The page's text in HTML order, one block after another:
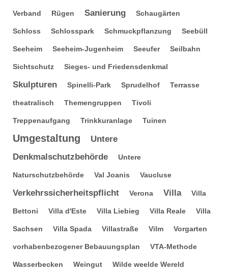
Verband Rügen Sanierung Schaugärten
Schloss Schlosspark Schmuckpflanzung Seebüll
Seeheim Seeheim-Jugenheim Seeufer Seilbahn
Sichtschutz Sieges- und Friedensdenkmal
Skulpturen Spinelli-Park Sprudelhof Terrasse
theatralisch Themengruppen Tivoli
Treppenaufgang Trinkkuranlage Tuinen
Umgestaltung
Untere
Denkmalschutzbehörde
Untere
Naturschutzbehörde Val Joanis Vaucluse
Verkehrssicherheitspflicht Verona Villa Villa
Bettoni Villa d'Este Villa Liebieg Villa Reale Villa
Sachsen Villa Spada Villastraße Vilm Vorgarten
vorhabenbezogener Bebauungsplan VTA-Methode
Wasserbecken Weingut Wilde weelde Wereld